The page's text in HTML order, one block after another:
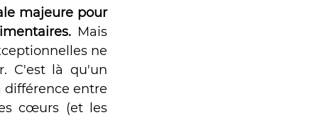
majeure pour
Mais
ne
C'est là qu'un
entre
cœurs (et les